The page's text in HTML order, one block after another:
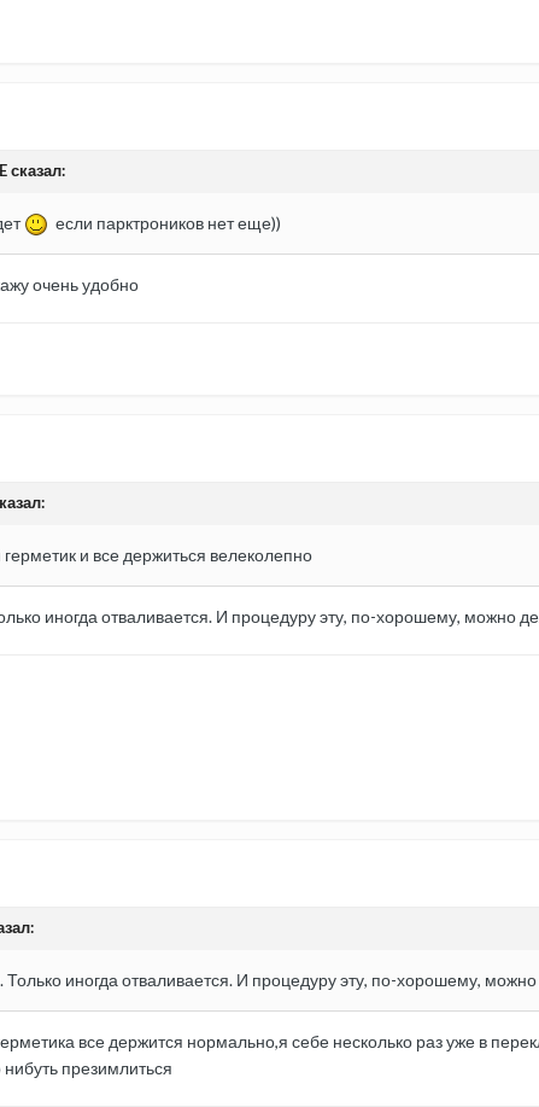
сказал:
если парктроников нет еще))
очень удобно
и все держиться велеколепно
иногда отваливается. И процедуру эту, по-хорошему, можно
иногда отваливается. И процедуру эту, по-хорошему,
все держится нормально,я себе несколько раз уже в
презимлиться